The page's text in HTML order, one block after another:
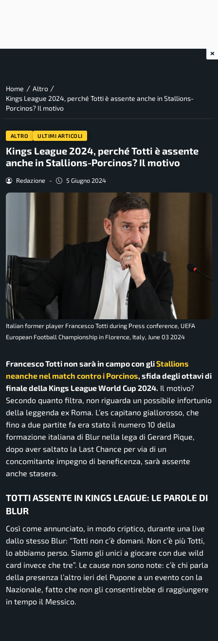
Home / Altro /
Kings League 2024, perché Totti è assente anche in Stallions-
Porcinos? Il motivo
ALTRO ULTIMI ARTICOLI
Kings League 2024, perché Totti è assente
anche in Stallions-Porcinos? Il motivo
Redazione - 5 Giugno 2024
Italian former player Francesco Totti during Press conference, UEFA
European Football Championship in Florence, Italy, June 03 2024
Francesco Totti non sarà in campo con gliStallions
neanche nel match contro i Porcinos, sfida degli ottavi di
finale della Kings League World Cup 2024. Il motivo?
Secondo quanto filtra, non riguarda un possibile infortunio
della leggenda ex Roma. L’es capitano giallorosso, che
fino a due partite fa era stato il numero 10 della
formazione italiana di Blur nella lega di Gerard Pique,
dopo aver saltato la Last Chance per via di un
concomitante impegno di beneficenza, sarà assente
anche stasera.
TOTTI ASSENTE IN KINGS LEAGUE: LE PAROLE DI
BLUR
Così come annunciato, in modo criptico, durante una live
dallo stesso Blur: “Totti non c’è domani. Non c’è più Totti,
lo abbiamo perso. Siamo gli unici a giocare con due wild
card invece che tre”. Le cause non sono note: c’è chi parla
della presenza l’altro ieri del Pupone a un evento con la
Nazionale, fatto che non gli consentirebbe di raggiungere
in tempo il Messico.
×